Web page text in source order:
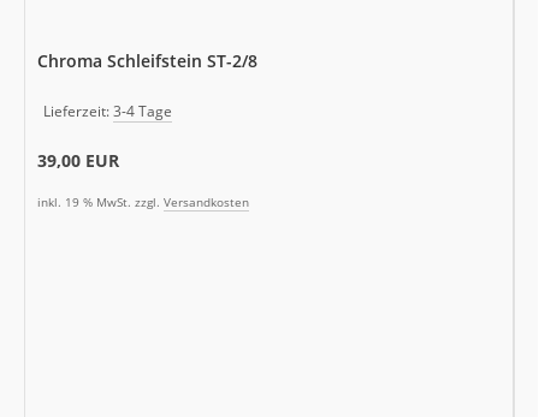
Chroma Schleifstein ST-2/8
Lieferzeit:3-4 Tage
39,00 EUR
inkl. 19 % MwSt. zzgl. Versandkosten